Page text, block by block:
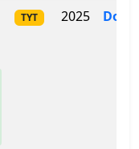
TYT 2025